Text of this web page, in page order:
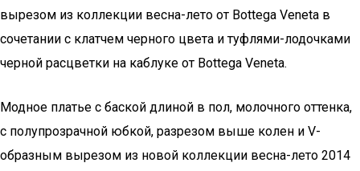
вырезом из коллекции весна-лето от Bottega Veneta в
сочетании с клатчем черного цвета и туфлями-лодочками
черной расцветки на каблуке от Bottega Veneta.
Модное платье с баской длиной в пол, молочного оттенка,
с полупрозрачной юбкой, разрезом выше колен и V-
образным вырезом из новой коллекции весна-лето 2014